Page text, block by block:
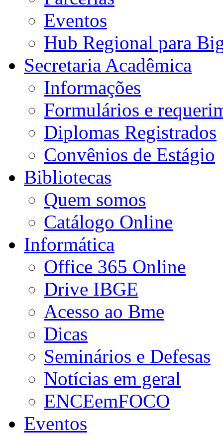
Eventos
Hub Regional para
Secretaria Acadêmica
Informações
Formulários e
Diplomas Registrados
Convênios de Estágio
Bibliotecas
Quem somos
Catálogo Online
Informática
Office 365 Online
Drive IBGE
Acesso ao Bme
Dicas
Seminários e Defesas
Notícias em geral
ENCEemFOCO
Eventos